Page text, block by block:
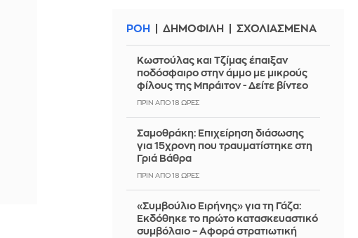
ΡΟΗ ΔΗΜΟΦΙΛΗ ΣΧΟΛΙΑΣΜΕΝΑ
Κωστούλας και Τζίμας έπαιξαν
ποδόσφαιρο στην άμμο με μικρούς
φίλους της Μπράιτον - Δείτε βίντεο
ΠΡΙΝ ΑΠΌ 18 ΏΡΕΣ
Σαμοθράκη: Επιχείρηση διάσωσης
για 15χρονη που τραυματίστηκε στη
Γριά Βάθρα
ΠΡΙΝ ΑΠΌ 18 ΏΡΕΣ
«Συμβούλιο Ειρήνης» για τη Γάζα:
Εκδόθηκε το πρώτο κατασκευαστικό
συμβόλαιο – Αφορά στρατιωτική